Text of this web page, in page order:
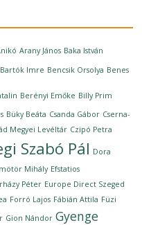
Arany János Baka István
Bartók Imre Bencsik Orsolya Benes
Berényi Emőke Billy Prim
Büky Beáta Csanda Gábor Cserna-
Megyei Levéltár Czipó Petra
Szabó Pál Dora
Mihály Efstatios
Péter Europe Direct Szeged
Forró Lajos Fábián Attila Füzi
Gion Nándor Gyenge